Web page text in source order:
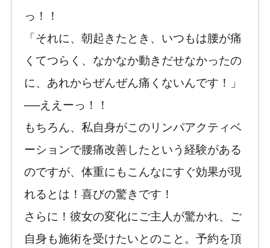
っ！！
「それに、朝起きたとき、いつもは腰が痛
くてつらく、なかなか動きだせなかったの
に、あれからぜんぜん痛くないんです！」
──ええーっ！！
もちろん、私自身がこのリンパアクティベ
ーションで腰痛改善したという経験がある
のですが、体重にもこんなにすぐ効果が現
れるとは！喜びの驚きです！
さらに！彼女の変化にご主人が驚かれ、ご
自身も施術を受けたいとのこと。予約を頂